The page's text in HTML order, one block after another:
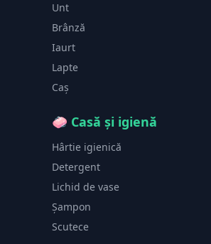
Unt
Brânză
Iaurt
Lapte
Caș
🧼 Casă și igienă
Hârtie igienică
Detergent
Lichid de vase
Șampon
Scutece